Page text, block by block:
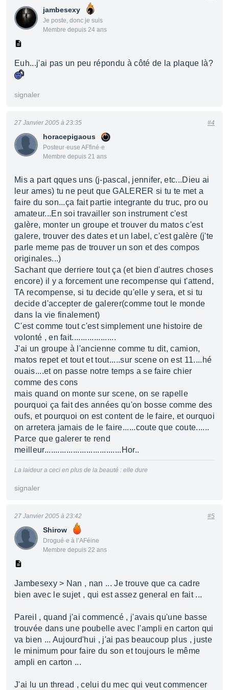
jambesexy
Je poste, donc je suis
Membre depuis 24 ans
Euh...j'ai pas un peu répondu à côté de la plaque là?
signaler
horacepigaous
Posteur·euse AFfiné·e
Membre depuis 21 ans
27 Janvier 2005 à 23:35 #4
Mis a part qques uns (j-pascal, jennifer, etc...Dieu ai
leur ames) tu ne peut que GALERER si tu te met a
faire du son...ça fait partie integrante du truc, pro ou
amateur...En soi travailler son instrument c'est
galère, monter un groupe et trouver du matos c'est
galere, trouver des dates et un label, c'est galère (j'te
parle meme pas de trouver un son et des compos
originales...)
Sachant que derriere tout ça (et bien d'autres choses
encore) il y a forcement une recompense qui t'attend,
TA recompense, si tu decide qu'elle y sera, et si tu
decide d'accepter de galerer(comme tout le monde
dans la vie finalement)
C'est comme tout c'est simplement une histoire de
volonté , en fait....................
J'ai un groupe à l'ancienne comme tu dit, camion,
matos repet et tout et tout.....sur scene on est 11....hé
ouais....et on passe notre temps a se faire chier
comme des cons
mais quand on monte sur scene, on se rapelle
pourquoi ça fait des années qu'on bosse comme des
oufs, et pourquoi on est content de le faire, et ourquoi
on arretera jamais de le faire......coute que coute......
Parce que galerer te rend
meilleur...................................Hor..
La laideur a ceci en plus de la beauté : elle dure
signaler
Shirow
Drogué·e à l’AFéine
Membre depuis 22 ans
27 Janvier 2005 à 23:42 #5
Jambesexy > Nan , nan ... Je trouve que ca cadre
bien avec le sujet , qui est assez general en fait ...
Pareil , quand j'ai commencé , j'avais qu'une basse
trouvée dans une poubelle avec l'ampli en carton qui
va bien ... Aujourd'hui , j'ai pas beaucoup plus , juste
le minimum pour faire du son et toujours le même
ampli en carton ...
J'ai lu un thread , celui du mec qui veut commencer